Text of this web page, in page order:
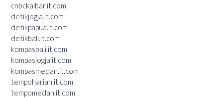
cnbckalbar.it.com
detikjogja.it.com
detikpapua.it.com
detikbali.it.com
kompasbali.it.com
kompasjogja.it.com
kompasmedan.it.com
tempoharian.it.com
tempomedan.it.com